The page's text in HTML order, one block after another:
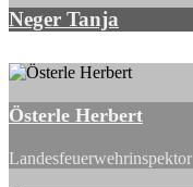
Neger Tanja
Österle Herbert
Landesfeuerwehrinspektor